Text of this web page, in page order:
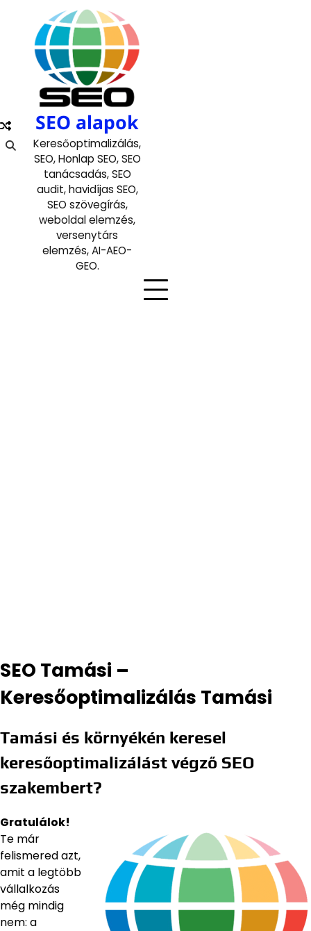
content
SEO alapok
Keresőoptimalizálás,
SEO, Honlap SEO, SEO
tanácsadás, SEO
audit, havidíjas SEO,
SEO szövegírás,
weboldal elemzés,
versenytárs
elemzés, AI-AEO-
GEO.
SEO Tamási –
Keresőoptimalizálás Tamási
Tamási és környékén keresel
keresőoptimalizálást végző SEO
szakembert?
Gratulálok!
Te már
felismered azt,
amit a legtöbb
vállalkozás
még mindig
nem: a